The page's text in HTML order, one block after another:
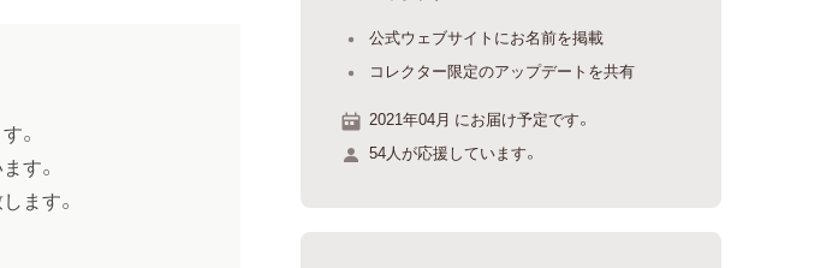
。
す。
ます。
公式ウェブサイトにお名前を掲載
コレクター限定のアップデートを共有
2021年04月 にお届け予定です。
54人が応援しています。